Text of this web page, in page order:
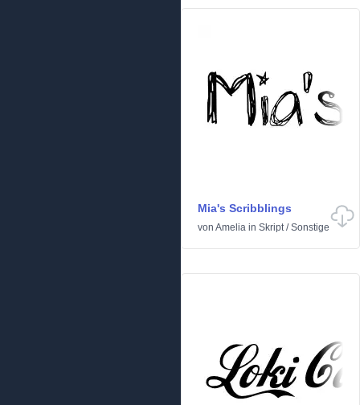
Mia's Scribblings
von Amelia in Skript/Sonstige